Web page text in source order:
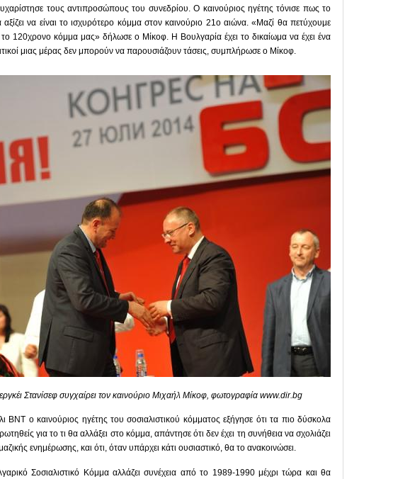
τους αντιπροσώπους του συνεδρίου. Ο καινούριος ηγέτης τόνισε πως το
αξίζει να είναι το ισχυρότερο κόμμα στον καινούριο 21ο αιώνα. «Μαζί θα πετύχουμε
το 120χρονο κόμμα μας» δήλωσε ο Μίκοφ. Η Βουλγαρία έχει το δικαίωμα να έχει ένα
μιας μέρας δεν μπορούν να παρουσιάζουν τάσεις, συμπλήρωσε ο Μίκοφ.
Στανίσεφ συγχαίρει τον καινούριο Μιχαήλ Μίκοφ, φωτογραφία www.dir.bg
BNT ο καινούριος ηγέτης του σοσιαλιστικού κόμματος εξήγησε ότι τα πιο δύσκολα
για το τι θα αλλάξει στο κόμμα, απάντησε ότι δεν έχει τη συνήθεια να σχολιάζει
ενημέρωσης, και ότι, όταν υπάρχει κάτι ουσιαστικό, θα το ανακοινώσει.
Σοσιαλιστικό Κόμμα αλλάζει συνέχεια από το 1989-1990 μέχρι τώρα και θα